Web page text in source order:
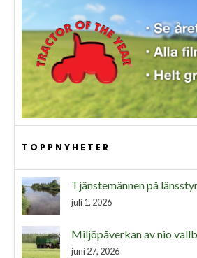
TOPPNYHETER
Tjänstemännen på
juli 1, 2026
Miljöpåverkan av nio
juni 27, 2026